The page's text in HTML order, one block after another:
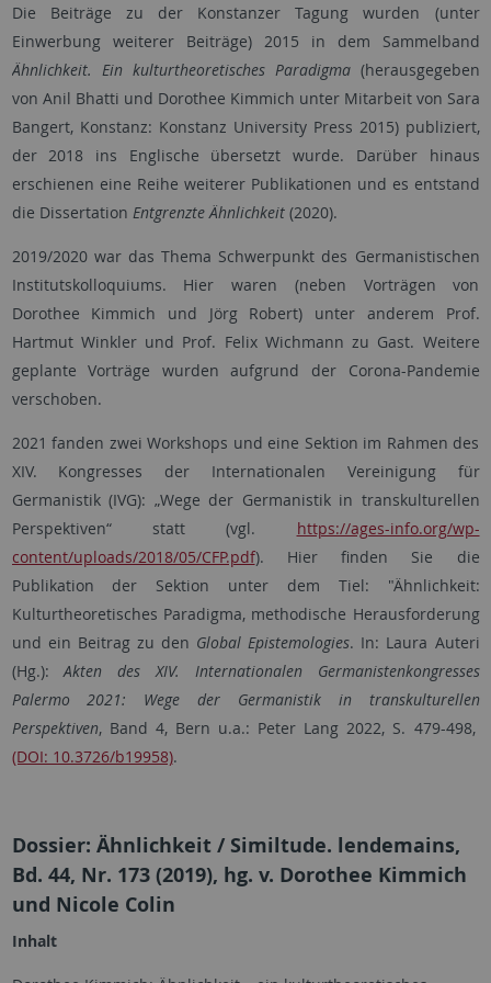
Die Beiträge zu der Konstanzer Tagung wurden (unter
Einwerbung weiterer Beiträge) 2015 in dem Sammelband
Ähnlichkeit. Ein kulturtheoretisches Paradigma(herausgegeben
von Anil Bhatti und Dorothee Kimmich unter Mitarbeit von Sara
Bangert, Konstanz: Konstanz University Press 2015) publiziert,
der 2018 ins Englische übersetzt wurde. Darüber hinaus
erschienen eine Reihe weiterer Publikationen und es entstand
die Dissertation Entgrenzte Ähnlichkeit(2020).
2019/2020 war das Thema Schwerpunkt des Germanistischen
Institutskolloquiums. Hier waren (neben Vorträgen von
Dorothee Kimmich und Jörg Robert) unter anderem Prof.
Hartmut Winkler und Prof. Felix Wichmann zu Gast. Weitere
geplante Vorträge wurden aufgrund der Corona-Pandemie
verschoben.
2021 fanden zwei Workshops und eine Sektion im Rahmen des
XIV. Kongresses der Internationalen Vereinigung für
Germanistik (IVG): „Wege der Germanistik in transkulturellen
Perspektiven“ statt (vgl. https://ages-info.org/wp-
content/uploads/2018/05/CFP.pdf). Hier finden Sie die
Publikation der Sektion unter dem Tiel: "Ähnlichkeit:
Kulturtheoretisches Paradigma, methodische Herausforderung
und ein Beitrag zu den Global Epistemologies. In: Laura Auteri
(Hg.):Akten des XIV. Internationalen Germanistenkongresses
Palermo 2021: Wege der Germanistik in transkulturellen
Perspektiven, Band 4, Bern u.a.: Peter Lang 2022, S. 479-498,
(DOI: 10.3726/b19958).
Dossier: Ähnlichkeit / Similtude. lendemains,
Bd. 44, Nr. 173 (2019), hg. v. Dorothee Kimmich
und Nicole Colin
Inhalt